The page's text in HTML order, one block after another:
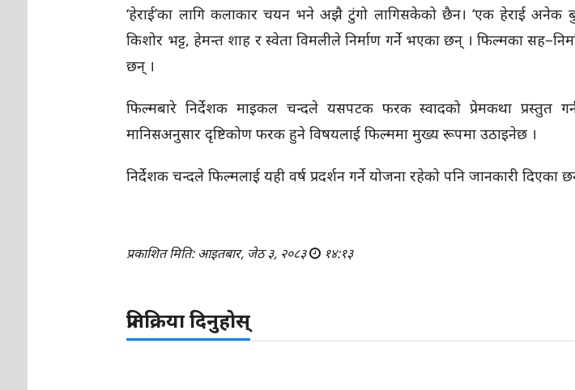
‘हेराई’का लागि कलाकार चयन भने अझै टुंगो लागिसकेको छैन। ‘एक हेराई अनेक
किशोर भट्ट, हेमन्त शाह र स्वेता विमलीले निर्माण गर्ने भएका छन् । फिल्मका
छन् ।
फिल्मबारे निर्देशक माइकल चन्दले यसपटक फरक स्वादको प्रेमकथा प्रस्तुत
मानिसअनुसार दृष्टिकोण फरक हुने विषयलाई फिल्ममा मुख्य रूपमा उठाइनेछ ।
निर्देशक चन्दले फिल्मलाई यही वर्ष प्रदर्शन गर्ने योजना रहेको पनि जानकारी दिएका
प्रकाशित मिति: आइतबार, जेठ ३, २०८३ १४:१३
प्रतिक्रिया दिनुहोस्